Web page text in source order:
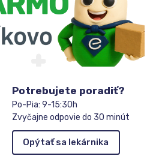
Potrebujete poradiť?
Po-Pia: 9-15:30h
Zvyčajne odpovie do 30 minút
Opýtať sa lekárnika